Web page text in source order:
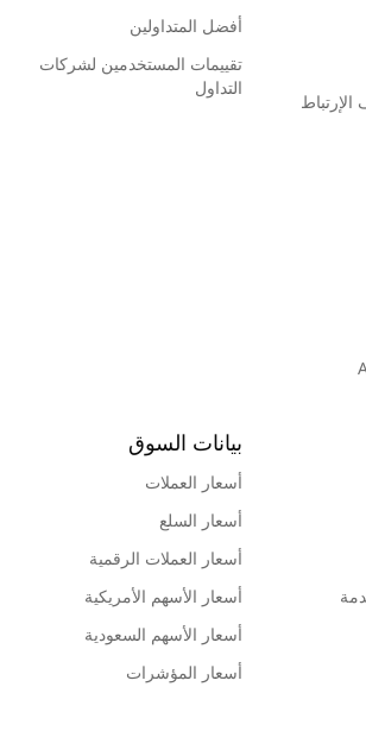
أفضل المتداولين
تقييمات المستخدمين لشركات
التداول
بيانات السوق
أسعار العملات
أسعار السلع
أسعار العملات الرقمية
أسعار الأسهم الأمريكية
أسعار الأسهم السعودية
أسعار المؤشرات